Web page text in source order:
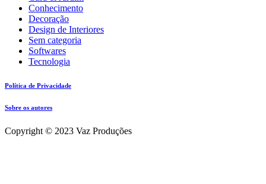
Conhecimento
Decoração
Design de Interiores
Sem categoria
Softwares
Tecnologia
Política de Privacidade
Sobre os autores
Copyright © 2023 Vaz Produções